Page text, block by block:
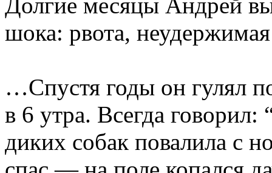
шока: рвота, неудержимая
…Спустя годы он гулял
в 6 утра. Всегда
диких собак повалила с